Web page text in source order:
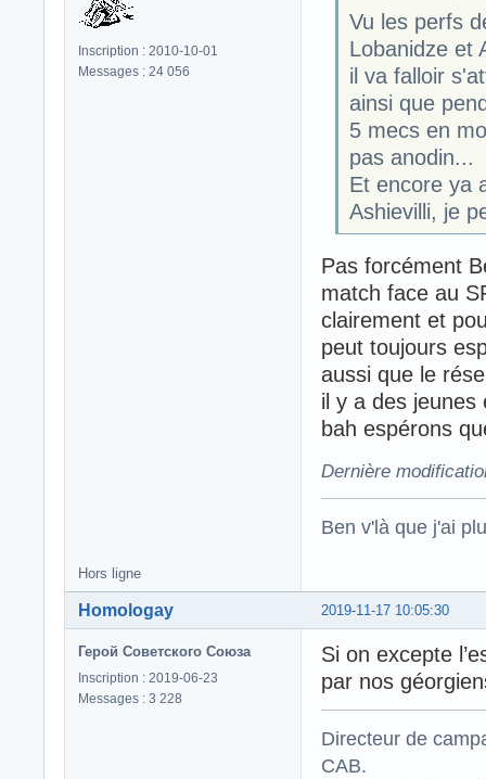
Inscription : 2010-10-01
Messages : 24 056
Vu les perfs
Lobanidze et
il va falloir
ainsi que
5 mecs en
pas anodin...
Et encore ya
Ashievilli, je
Pas forcément
match face au
clairement et
peut toujours
aussi que le
il y a des jeunes
bah espérons
Dernière
Ben v'là que j'ai
Hors ligne
2019-11-17 10:05:30
Homologay
Герой Советского Союза
Inscription : 2019-06-23
Messages : 3 228
Si on excepte
par nos
Directeur de
CAB.